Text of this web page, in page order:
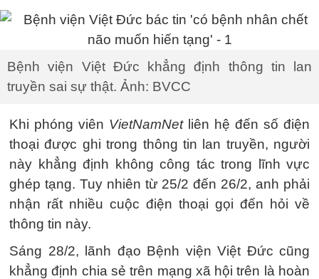
Bệnh viện Việt Đức khẳng định thông tin lan
truyền sai sự thật. Ảnh: BVCC
Khi phóng viên VietNamNet liên hệ đến số điện
thoại được ghi trong thông tin lan truyền, người
này khẳng định không công tác trong lĩnh vực
ghép tạng. Tuy nhiên từ 25/2 đến 26/2, anh phải
nhận rất nhiều cuộc điện thoại gọi đến hỏi về
thông tin này.
Sáng 28/2, lãnh đạo Bệnh viện Việt Đức cũng
khẳng định chia sẻ trên mạng xã hội trên là hoàn